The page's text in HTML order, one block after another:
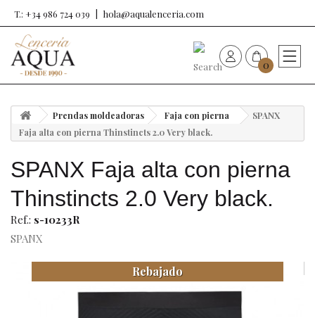
T.: +34 986 724 039 hola@aqualenceria.com
0
Nueva colección
Sujetadores
Bragas
Ropa y complementos
Prendas moldeadoras Faja con pierna
SPANX
Faja alta con pierna Thinstincts 2.0 Very black.
SPANX Faja alta con pierna
Thinstincts 2.0 Very black.
Ref.: s-10233R
SPANX
Rebajado